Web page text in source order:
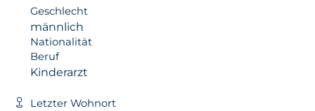
Geschlecht
männlich
Nationalität
Beruf
Kinderarzt
Letzter Wohnort